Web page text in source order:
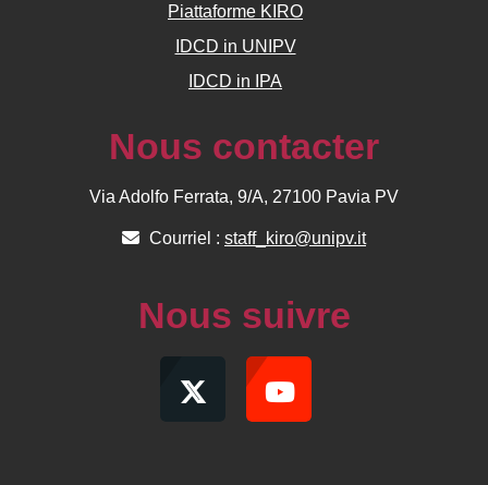
Piattaforme KIRO
IDCD in UNIPV
IDCD in IPA
Nous contacter
Via Adolfo Ferrata, 9/A, 27100 Pavia PV
Courriel : staff_kiro@unipv.it
Nous suivre